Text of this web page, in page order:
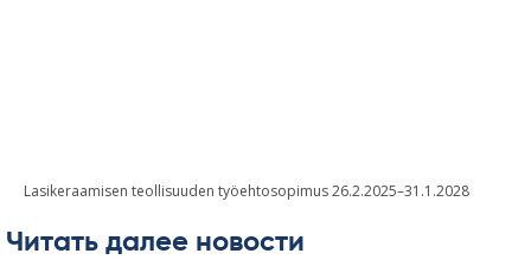
Lasikeraamisen teollisuuden työehtosopimus 26.2.2025–31.1.2028
Читать далее новости